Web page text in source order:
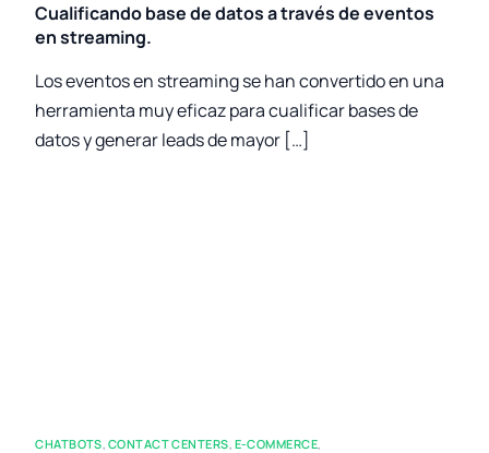
Cualificando base de datos a través de eventos
en streaming.
Los eventos en streaming se han convertido en una
herramienta muy eficaz para cualificar bases de
datos y generar leads de mayor […]
CHATBOTS, CONTACT CENTERS, E-COMMERCE,